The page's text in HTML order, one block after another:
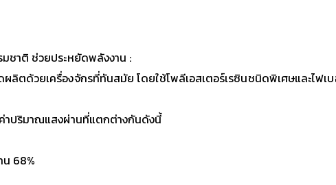
ชาติ ช่วยประหยัดพลังงาน :
ลิตด้วยเครื่องจักรที่ทันสมัย โดยใช้โพลีเอสเตอร์เรซินชนิดพิเศษและไ
าปริมาณแสงผ่านที่แตกต่างกันดังนี้
68%